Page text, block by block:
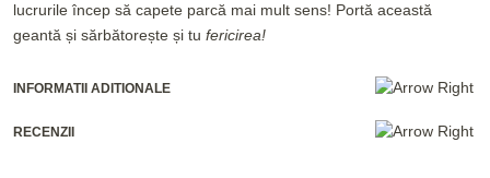
lucrurile încep să capete parcă mai mult sens! Portă această
geantă și sărbătorește și tu fericirea!
INFORMATII ADITIONALE
RECENZII